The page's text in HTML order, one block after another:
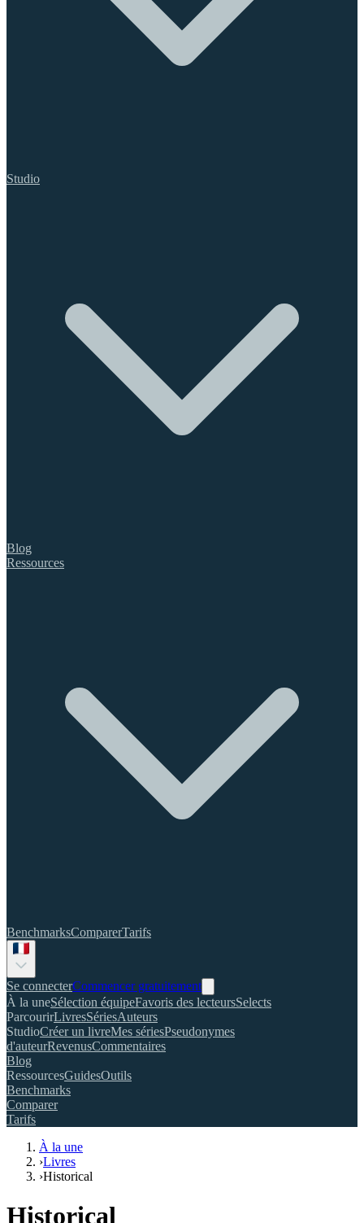
Studio
Blog
Ressources
BenchmarksComparerTarifs
Se connecterCommencer gratuitement
À la uneSélection équipeFavoris des lecteursSelects
ParcourirLivresSériesAuteurs
StudioCréer un livreMes sériesPseudonymes
d'auteurRevenusCommentaires
Blog
RessourcesGuidesOutils
Benchmarks
Comparer
Tarifs
À la une
›Livres
›Historical
Historical